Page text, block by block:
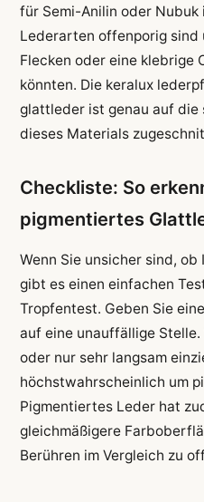
für Semi-Anilin oder
Lederarten offenporig
Flecken oder eine klebrige
könnten. Die keralux
glattleder ist genau auf die
dieses Materials
Checkliste: So
pigmentiertes
Wenn Sie unsicher sind,
gibt es einen einfachen
Tropfentest. Geben Sie
auf eine unauffällige
oder nur sehr langsam
höchstwahrscheinlich um
Pigmentiertes Leder hat
gleichmäßigere
Berühren im Vergleich zu